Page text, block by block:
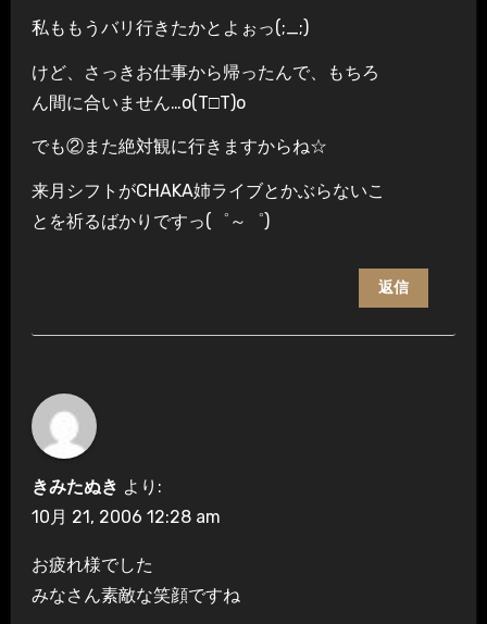
私ももうバリ行きたかとよぉっ(;_;)
けど、さっきお仕事から帰ったんで、もちろ
ん間に合いません…o(T□T)o
でも②また絶対観に行きますからね☆
来月シフトがCHAKA姉ライブとかぶらないこ
とを祈るばかりですっ(゜～゜)
返信
きみたぬき より:
10月 21, 2006 12:28 am
お疲れ様でした
みなさん素敵な笑顔ですね